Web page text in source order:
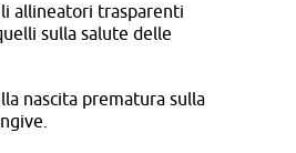
allineatori trasparenti
sulla salute delle
nascita prematura sulla